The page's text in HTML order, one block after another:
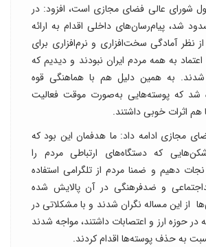
شورای عالی فضای مجازی است، افزود: در
شد، پیام‌رسان‌های داخلی اقدام به ارائه
نظر آمادگی سخت‌افزاری و نرم‌افزاری برای
به همه مردم ایران نبودند و دیدیم که
به همین دلیل هم با هماهنگی قوه
شد که پوسته‌هایی به‌صورت موقت فعالیت
هم اثرات خوبی داشتند.
مجازی ادامه داد: ما هدفمان این بود که
که دستگاه‌های ارتباطی مردم را
دهیم و ضمنا مردم از تلگرامی استفاده
و ضدفرهنگی در آن پالایش شده
از این مساله نگران شدند و با مشکلاتی در
در حوزه ارز و اعتصابات داشتند، مواجه شدند
به حذف پوسته‌ها اقدام کردند.